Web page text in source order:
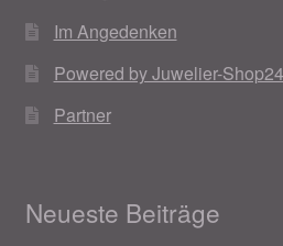
Im Angedenken
Powered by Juwelier-
Partner
Neueste Beiträge